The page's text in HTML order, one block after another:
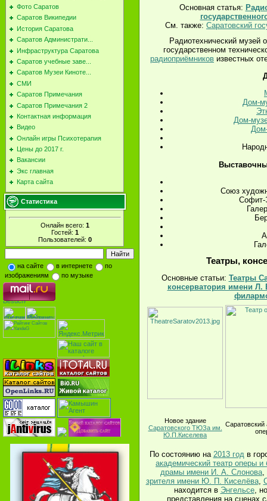
Фото Саратов
Саратов Википедии
История Саратова
Саратов Администрати...
Инфраструктура Саратова
Саратов учебные заве...
Саратов Музеи Киноте...
СМИ
Саратов Примечания
Саратов Примечания 2
Контактная информация
Видео
Онлайн игры Психотерапия
Цены до 2017 г.
Вакансии
Экс главная
Карта сайта
Статистика
Онлайн всего: 1
Гостей: 1
Пользователей: 0
на сайте в интернете
по
изображениям
по музыке
Основная статья:
См. также: Саратовский
Радиотехнический музей
государственном
радиоприёмников известных
Дом-
Дом-
Союз
Софит-
Театры,
Основные статьи: Театры
консерватория имени Л.
Новое здание
Саратовского ТЮЗа им.
Ю.П.Киселева
Саратовский
По состоянию на 2013 годв
академический театр оперы и
драмы имени И. А. Слонова,
зрителя имени Ю. П. Киселёва,
находится в Энгельсе,
представления на сценах